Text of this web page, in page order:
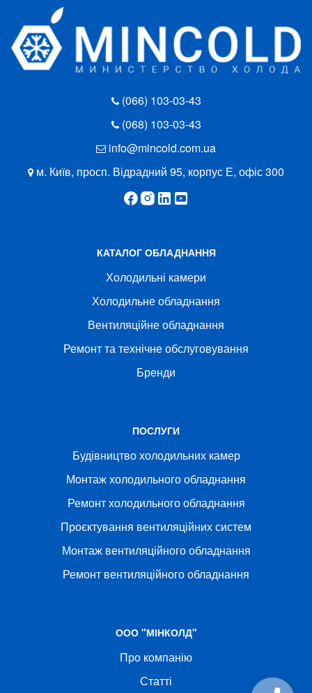
(066) 103-03-43
(068) 103-03-43
info@mincold.com.ua
м. Київ, просп. Відрадний 95, корпус Е, офіс 300
КАТАЛОГ ОБЛАДНАННЯ
Холодильні камери
Холодильне обладнання
Вентиляційне обладнання
Ремонт та технічне обслуговування
Бренди
ПОСЛУГИ
Будівництво холодильних камер
Монтаж холодильного обладнання
Ремонт холодильного обладнання
Проєктування вентиляційних систем
Монтаж вентиляційного обладнання
Ремонт вентиляційного обладнання
ООО "МІНКОЛД"
Про компанію
Статті